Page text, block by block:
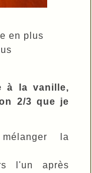
en plus
à la vanille,
2/3 que je
la
l'un après